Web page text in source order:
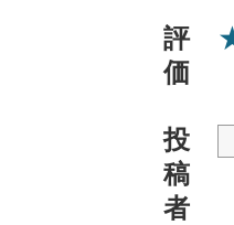
評
価
投
稿
者